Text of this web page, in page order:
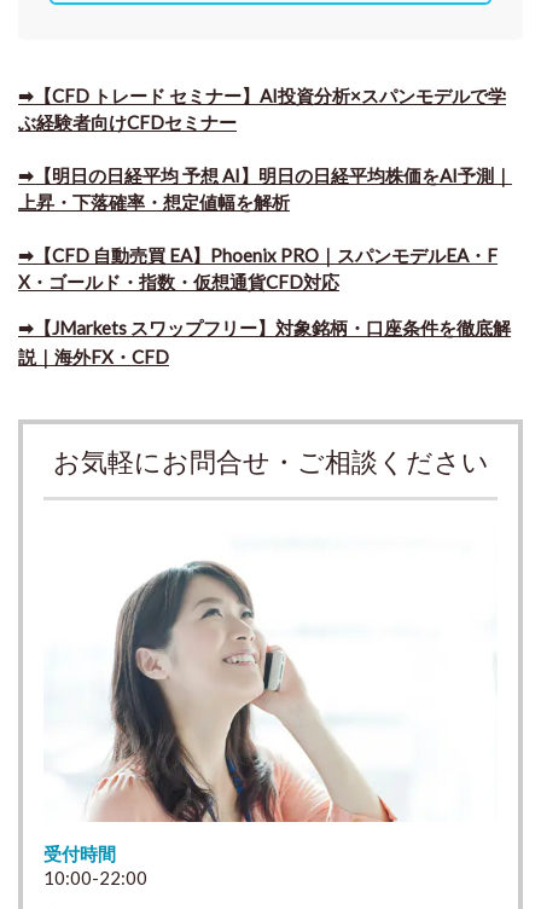
➡【CFD トレード セミナー】AI投資分析×スパンモデルで学
ぶ経験者向けCFDセミナー
➡【明日の日経平均 予想 AI】明日の日経平均株価をAI予測｜
上昇・下落確率・想定値幅を解析
➡​【CFD 自動売買 EA】Phoenix PRO｜スパンモデルEA・F
X・ゴールド・指数・仮想通貨CFD対応
➡​【JMarkets スワップフリー】対象銘柄・口座条件を徹底解
説｜海外FX・CFD
お気軽にお問合せ・ご相談ください
受付時間
10:00-22:00